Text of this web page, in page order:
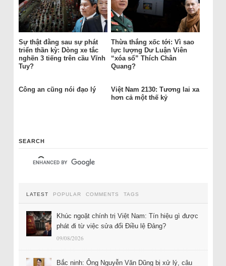
Sự thật đằng sau sự phát
triển thần kỳ: Dòng xe tắc
nghẽn 3 tiếng trên cầu Vĩnh
Tuy?
Thừa thắng xốc tới: Vì sao
lực lượng Dư Luận Viên
“xóa sổ” Thích Chân
Quang?
Công an cũng nói đạo lý
Việt Nam 2130: Tương lai xa
hơn cả một thế kỷ
SEARCH
LATEST POPULAR COMMENTS TAGS
Khúc ngoặt chính trị Việt Nam: Tín hiệu gì được
phát đi từ việc sửa đổi Điều lệ Đảng?
09/08/2026
Bắc ninh: Ông Nguyễn Văn Dũng bị xử lý, câu